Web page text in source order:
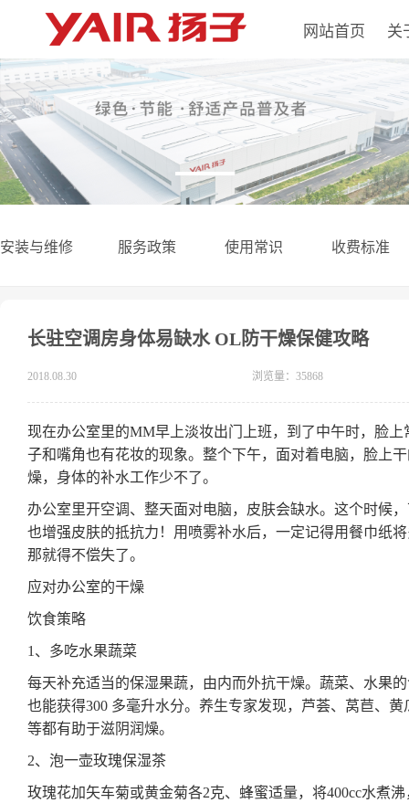
网站首页 关
安装与维修 服务政策 使用常识 收费标准
长驻空调房身体易缺水 OL防干燥保健攻略
2018.08.30 浏览量：35868
现在办公室里的MM早上淡妆出门上班，到了中午时，脸
子和嘴角也有花妆的现象。整个下午，面对着电脑，脸上
燥，身体的补水工作少不了。
办公室里开空调、整天面对电脑，皮肤会缺水。这个时候
也增强皮肤的抵抗力！用喷雾补水后，一定记得用餐巾纸
那就得不偿失了。
应对办公室的干燥
饮食策略
1、多吃水果蔬菜
每天补充适当的保湿果蔬，由内而外抗干燥。蔬菜、水果
也能获得300 多毫升水分。养生专家发现，芦荟、莴苣、
等都有助于滋阴润燥。
2、泡一壶玫瑰保湿茶
玫瑰花加矢车菊或黄金菊各2克、蜂蜜适量，将400cc水煮